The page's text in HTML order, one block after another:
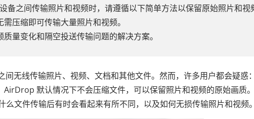
备之间传输照片和视频时，请遵循以下简单方法以保留原始照片和视
压缩即可传输大量照片和视频。
量变化和隔空投送传输问题的解决方案。
无线传输照片、视频、文档和其他文件。然而，许多用户都会疑惑
默认情况下不会压缩文件，可以保留照片和视频的原始画质
文件传输后有时会看起来有所不同，以及如何无损传输照片和视频